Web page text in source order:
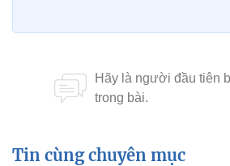
Tin cùng chuyên mục